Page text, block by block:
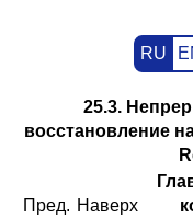
RU
25.3.
восстановление
Пред. Наверх